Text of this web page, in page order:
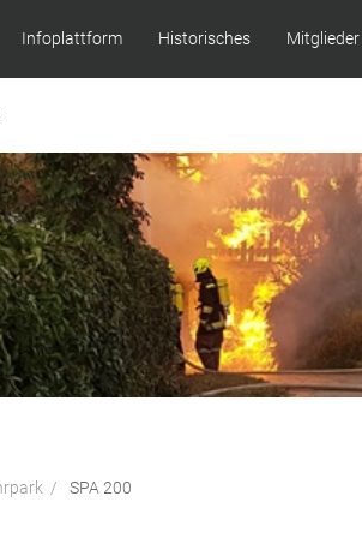
Infoplattform Historisches Mitglieder
SPA 200